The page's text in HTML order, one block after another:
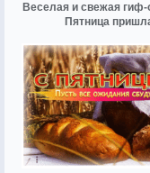
Веселая и свежая гиф-
Пятница